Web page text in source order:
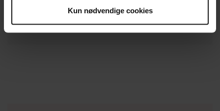
Kun nødvendige cookies
undervises i førstehjælp.